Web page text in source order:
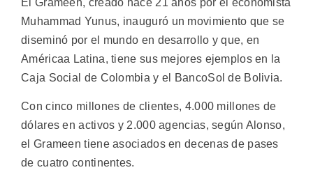
El Grameen, creado hace 21 años por el economista
Muhammad Yunus, inauguró un movimiento que se
diseminó por el mundo en desarrollo y que, en
Américaa Latina, tiene sus mejores ejemplos en la
Caja Social de Colombia y el BancoSol de Bolivia.
Con cinco millones de clientes, 4.000 millones de
dólares en activos y 2.000 agencias, según Alonso,
el Grameen tiene asociados en decenas de pases
de cuatro continentes.